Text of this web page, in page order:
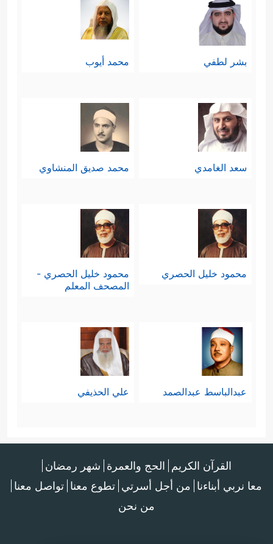
بشر لطفي محمد أيوب
سعد الغامدي محمد صديق المنشاوي
محمود خليل الحصري
محمود خليل الحصري -
المصحف المعلم
عبدالباسط عبدالصمد علي الحذيفي
القرآن الكريم الحج والعمرة شهر رمضان
معا نربي أبناءنا من أجل أسرتي تطوع معنا تواصل معنا
من نحن